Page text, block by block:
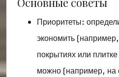
Приоритеты:
экономить
покрытиях или
можно (например, на